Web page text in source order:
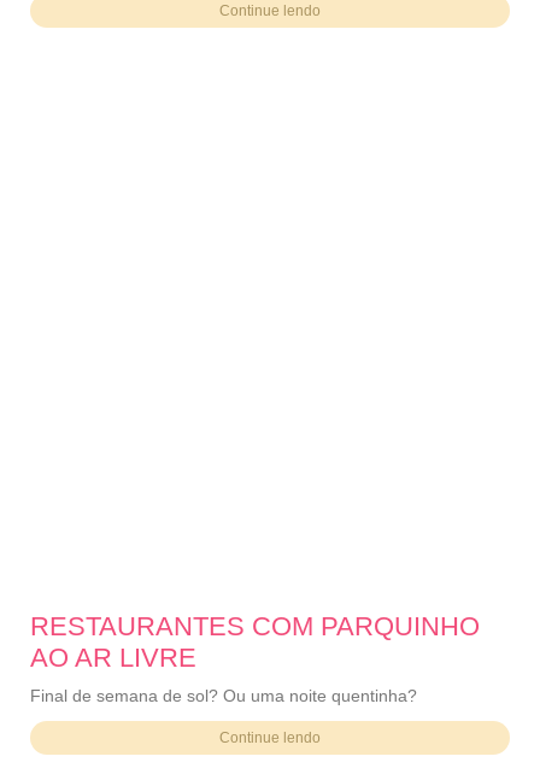
Continue lendo
RESTAURANTES COM PARQUINHO
AO AR LIVRE
Final de semana de sol? Ou uma noite quentinha?
Continue lendo